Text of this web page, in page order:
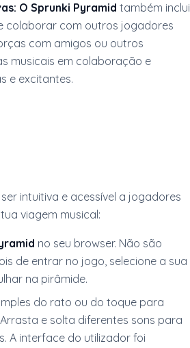
O Sprunki Pyramid também inclui
colaborar com outros jogadores
com amigos ou outros
musicais em colaboração e
e excitantes.
intuitiva e acessível a jogadores
viagem musical:
no seu browser. Não são
de entrar no jogo, selecione a sua
na pirâmide.
do rato ou do toque para
e solta diferentes sons para
A interface do utilizador foi